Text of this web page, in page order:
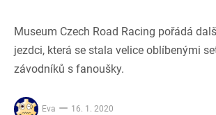
Museum Czech Road Racing pořádá
jezdci, která se stala velice oblíbenými
závodníků s fanoušky.
Eva 16. 1. 2020